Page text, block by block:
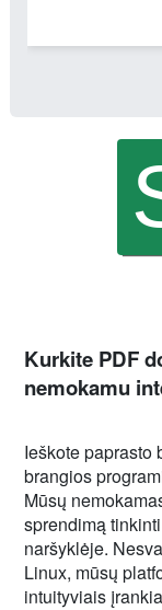
Kurkite PDF
nemokamu
Ieškote paprasto
brangios
Mūsų
sprendimą
naršyklėje.
Linux, mūsų
intuityviais